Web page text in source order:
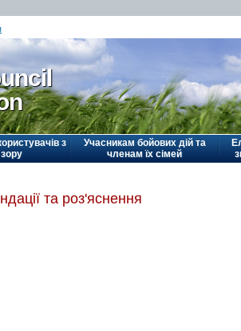
з
Учасникам бойових дій та
членам їх сімей
та роз'яснення